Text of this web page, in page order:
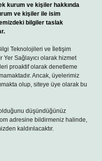
kurum ve kişiler hakkında
ve kişiler ile isim
bilgiler taslak
Teknolojileri ve İletişim
Yer Sağlayıcı olarak hizmet
proaktif olarak denetleme
Ancak, üyelerimiz
olup, siteye üye olarak bu
düşündüğünüz
adresine bildirmeniz halinde,
kaldırılacaktır.